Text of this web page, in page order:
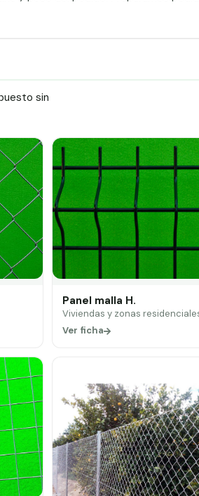
sin
Panel malla H.
Viviendas y zonas
Ver ficha